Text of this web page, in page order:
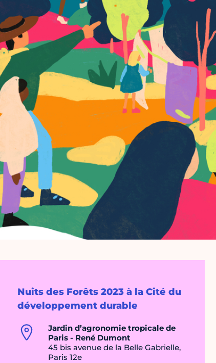
Nuits des Forêts 2023 à la Cité du
développement durable
Jardin d’agronomie tropicale de
Paris - René Dumont
45 bis avenue de la Belle Gabrielle,
Paris 12e